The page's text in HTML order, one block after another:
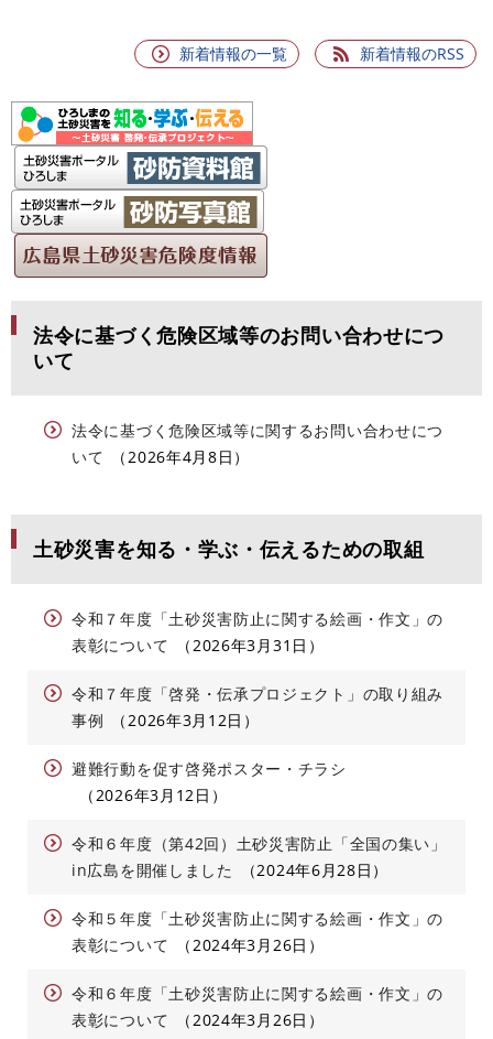
新着情報の一覧 新着情報のRSS
法令に基づく危険区域等のお問い合わせにつ
いて
法令に基づく危険区域等に関するお問い合わせにつ
いて
2026年4月8日
土砂災害を知る・学ぶ・伝えるための取組
令和７年度「土砂災害防止に関する絵画・作文」の
表彰について
2026年3月31日
令和７年度「啓発・伝承プロジェクト」の取り組み
事例
2026年3月12日
避難行動を促す啓発ポスター・チラシ
2026年3月12日
令和６年度（第42回）土砂災害防止「全国の集い」
in広島を開催しました
2024年6月28日
令和５年度「土砂災害防止に関する絵画・作文」の
表彰について
2024年3月26日
令和６年度「土砂災害防止に関する絵画・作文」の
表彰について
2024年3月26日